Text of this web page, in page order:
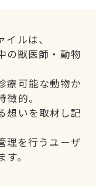
ルは、
の獣医師・動物
療可能な動物か
的。
想いを取材し記
理を行うユーザ
。